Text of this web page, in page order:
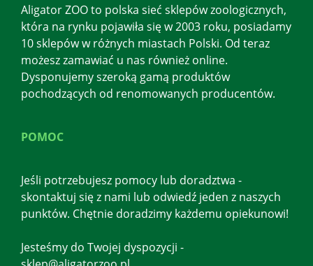
Aligator ZOO to polska sieć sklepów zoologicznych,
która na rynku pojawiła się w 2003 roku, posiadamy
10 sklepów w różnych miastach Polski. Od teraz
możesz zamawiać u nas również online.
Dysponujemy szeroką gamą produktów
pochodzących od renomowanych producentów.
POMOC
Jeśli potrzebujesz pomocy lub doradztwa -
skontaktuj się z nami lub odwiedź jeden z naszych
punktów. Chętnie doradzimy każdemu opiekunowi!
Jesteśmy do Twojej dyspozycji -